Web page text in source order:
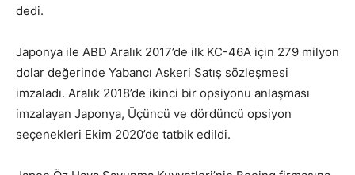
dedi.
Japonya ile ABD Aralık 2017’de ilk KC-46A için 279 milyon
dolar değerinde Yabancı Askeri Satış sözleşmesi
imzaladı. Aralık 2018’de ikinci bir opsiyonu anlaşması
imzalayan Japonya, Üçüncü ve dördüncü opsiyon
seçenekleri Ekim 2020’de tatbik edildi.